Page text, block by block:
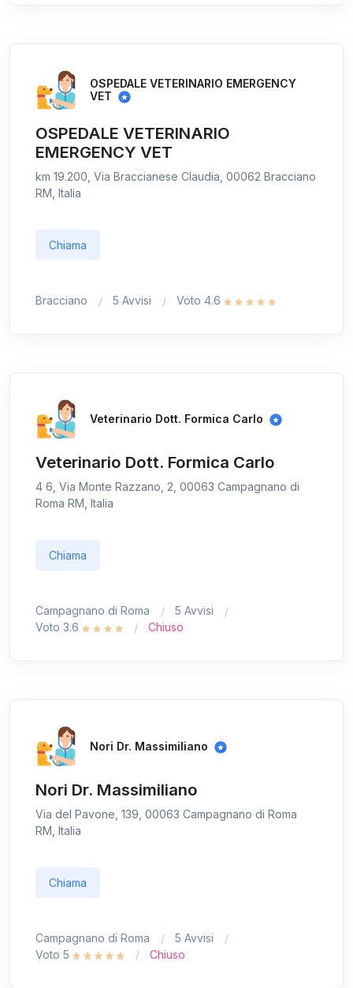
OSPEDALE VETERINARIO EMERGENCY
VET
OSPEDALE VETERINARIO
EMERGENCY VET
km 19.200, Via Braccianese Claudia, 00062 Bracciano
RM, Italia
Chiama
Bracciano 5 Avvisi Voto 4.6
Veterinario Dott. Formica Carlo
Veterinario Dott. Formica Carlo
4 6, Via Monte Razzano, 2, 00063 Campagnano di
Roma RM, Italia
Chiama
Campagnano di Roma
5 Avvisi
Voto 3.6
Chiuso
Nori Dr. Massimiliano
Nori Dr. Massimiliano
Via del Pavone, 139, 00063 Campagnano di Roma
RM, Italia
Chiama
Campagnano di Roma
5 Avvisi
Voto 5
Chiuso